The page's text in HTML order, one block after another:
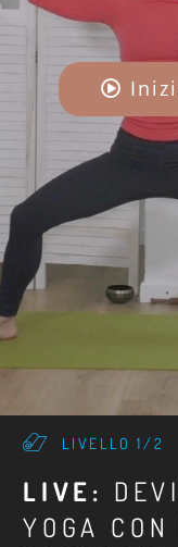
LIVELLO 1/2
LIVE:
YOGA